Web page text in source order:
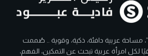
مساحة عربية دافئة، ذكية، وقوية .. صُممت
لكل امرأة عربية تبحث عن التمكين، الفهم،